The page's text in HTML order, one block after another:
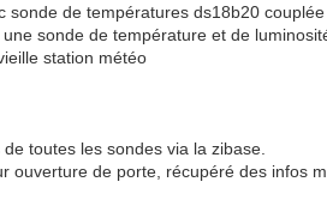
sonde de températures ds18b20 couplée
sonde de température et de
station météo
toutes les sondes via la zibase.
de porte, récupéré des infos